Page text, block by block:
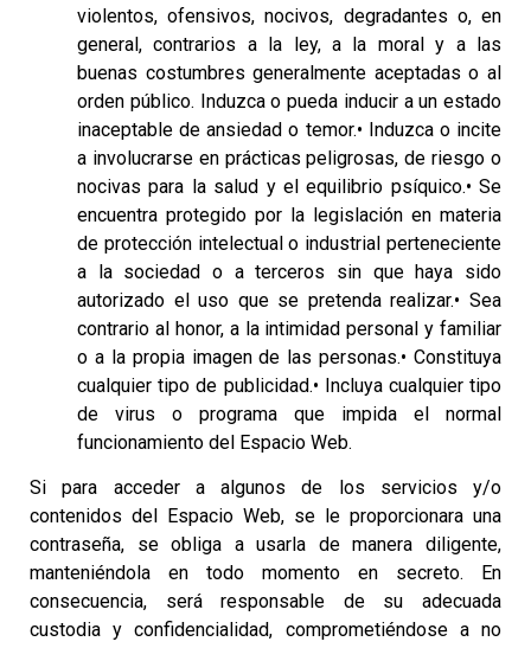
violentos, ofensivos, nocivos, degradantes o, en
general, contrarios a la ley, a la moral y a las
buenas costumbres generalmente aceptadas o al
orden público. Induzca o pueda inducir a un estado
inaceptable de ansiedad o temor.• Induzca o incite
a involucrarse en prácticas peligrosas, de riesgo o
nocivas para la salud y el equilibrio psíquico.• Se
encuentra protegido por la legislación en materia
de protección intelectual o industrial perteneciente
a la sociedad o a terceros sin que haya sido
autorizado el uso que se pretenda realizar.• Sea
contrario al honor, a la intimidad personal y familiar
o a la propia imagen de las personas.• Constituya
cualquier tipo de publicidad.• Incluya cualquier tipo
de virus o programa que impida el normal
funcionamiento del Espacio Web.
Si para acceder a algunos de los servicios y/o
contenidos del Espacio Web, se le proporcionara una
contraseña, se obliga a usarla de manera diligente,
manteniéndola en todo momento en secreto. En
consecuencia, será responsable de su adecuada
custodia y confidencialidad, comprometiéndose a no